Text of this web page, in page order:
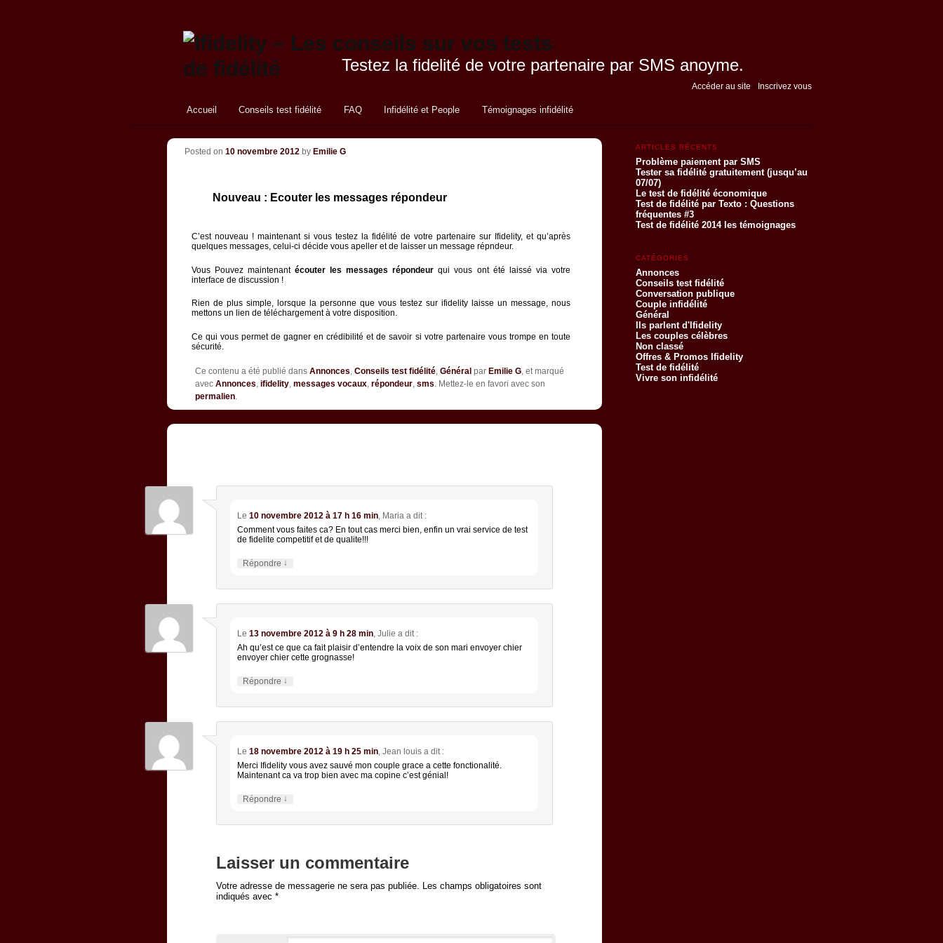
Testez la fidelité de votre partenaire par SMS anoyme.
Accéder au site - Inscrivez vous
Aller au contenu principal
Aller au contenu secondaire
Accueil Conseils test fidélité FAQ Infidélité et People Témoignages infidélité
Navigation des articles
Nouveau : Ecouter les messages répondeur
Posted on 10 novembre 2012 by Emilie G
C’est nouveau ! maintenant si vous testez la fidélité de votre partenaire sur Ifidelity, et qu’après
quelques messages, celui-ci décide vous apeller et de laisser un message répndeur.
Vous Pouvez maintenantécouter les messages répondeur qui vous ont été laissé via votre
interface de discussion !
Rien de plus simple, lorsque la personne que vous testez sur ifidelity laisse un message, nous
mettons un lien de téléchargement à votre disposition.
Ce qui vous permet de gagner en crédibilité et de savoir si votre partenaire vous trompe en toute
sécurité.
Ce contenu a été publié dans Annonces, Conseils test fidélité, Général par Emilie G, et marqué
avec Annonces, ifidelity, messages vocaux, répondeur, sms. Mettez-le en favori avec son
permalien.
Le10 novembre 2012 à 17 h 16 min, Maria a dit :
Comment vous faites ca? En tout cas merci bien, enfin un vrai service de test
de fidelite competitif et de qualite!!!
Répondre ↓
Le13 novembre 2012 à 9 h 28 min,Julie a dit :
Ah qu’est ce que ca fait plaisir d’entendre la voix de son mari envoyer chier
envoyer chier cette grognasse!
Répondre ↓
Le18 novembre 2012 à 19 h 25 min,Jean louis a dit :
Merci Ifidelity vous avez sauvé mon couple grace a cette fonctionalité.
Maintenant ca va trop bien avec ma copine c’est génial!
Répondre ↓
Laisser un commentaire
Votre adresse de messagerie ne sera pas publiée. Les champs obligatoires sont
indiqués avec *
ARTICLES RÉCENTS
Problème paiement par SMS
Tester sa fidélité gratuitement (jusqu’au
07/07)
Le test de fidélité économique
Test de fidélité par Texto : Questions
fréquentes #3
Test de fidélité 2014 les témoignages
CATÉGORIES
Annonces
Conseils test fidélité
Conversation publique
Couple infidélité
Général
Ils parlent d'Ifidelity
Les couples célèbres
Non classé
Offres & Promos Ifidelity
Test de fidélité
Vivre son infidélité